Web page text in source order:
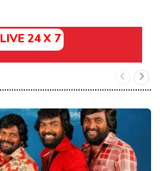
LIVE 24 X 7